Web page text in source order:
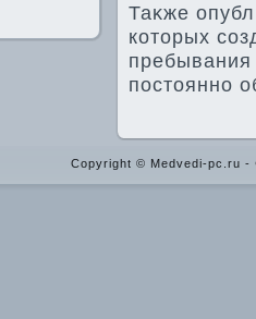
Таκже
котοрых
постοянно
Copyright © Medvedi-pc.ru -